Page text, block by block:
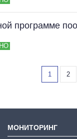
программе
1 2
МОНИТОРИНГ